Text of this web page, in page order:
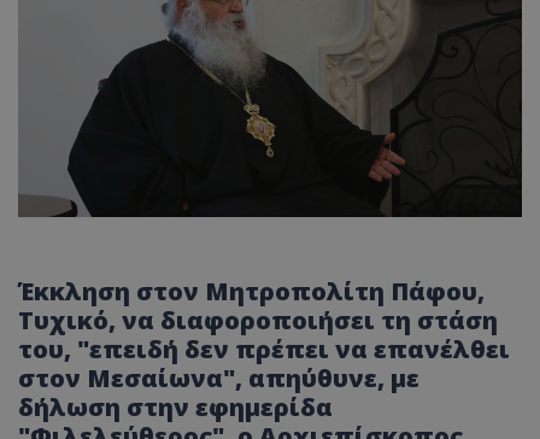
Έκκληση στον Μητροπολίτη Πάφου,
Τυχικό, να διαφοροποιήσει τη στάση
του, "επειδή δεν πρέπει να επανέλθει
στον Μεσαίωνα", απηύθυνε, με
δήλωση στην εφημερίδα